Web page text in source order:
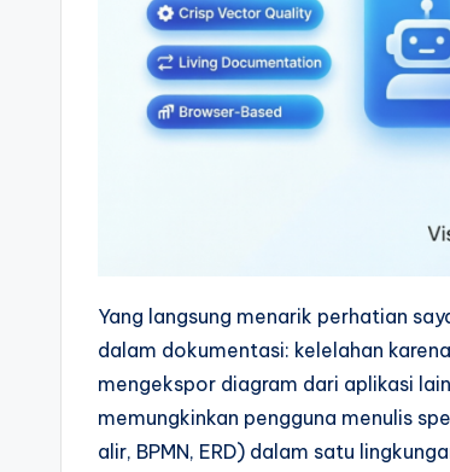
siYang langsung menarik perhatian
dalam dokumentasi: kelelahan
mengekspor diagram dari aplikasi
memungkinkan pengguna menulis
alir, BPMN, ERD) dalam satu